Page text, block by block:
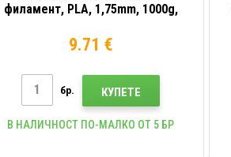
филамент, PLA, 1,75mm, 1000g,
9.71 €
бр. КУПЕТЕ
В НАЛИЧНОСТ ПО-МАЛКО ОТ 5 БР